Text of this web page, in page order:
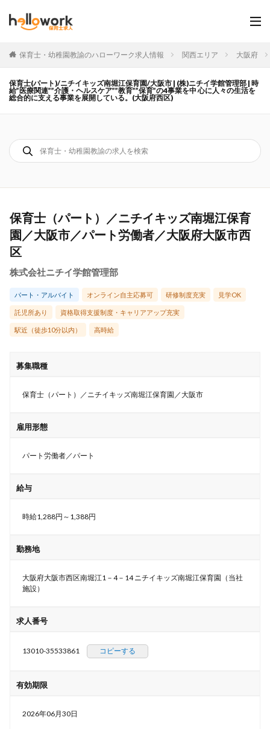
保育士・幼稚園教諭のハローワーク求人情報 関西エリア 大阪府
保育士(パート)/ニチイキッズ南堀江保育園/大阪市 | (株)ニチイ学館管理部 | 時
給”医療関連””介護・ヘルスケア””教育””保育”の4事業を中 心に人々の生活を
総合的に支える事業を展開している。(大阪府西区)
保育士（パート）／ニチイキッズ南堀江保育
園／大阪市／パート労働者／大阪府大阪市西
区
株式会社ニチイ学館管理部
パート・アルバイト オンライン自主応募可 研修制度充実 見学OK
託児所あり 資格取得支援制度・キャリアアップ充実
駅近（徒歩10分以内） 高時給
募集職種
保育士（パート）／ニチイキッズ南堀江保育園／大阪市
雇用形態
パート労働者／パート
給与
時給1,288円～1,388円
勤務地
大阪府大阪市西区南堀江1－4－14 ニチイキッズ南堀江保育園（当社
施設）
求人番号
13010-35533861 コピーする
有効期限
2026年06月30日